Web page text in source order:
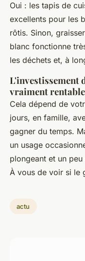
Oui : les tapis de
excellents pour les
rôtis. Sinon,
blanc fonctionne
les déchets et, à
L'investissement
vraiment
Cela dépend de
jours, en famille,
gagner du temps.
un usage
plongeant et un
À vous de voir si le
actu